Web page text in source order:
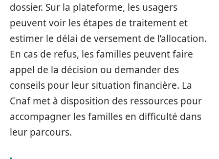
dossier. Sur la plateforme, les usagers
peuvent voir les étapes de traitement et
estimer le délai de versement de l’allocation.
En cas de refus, les familles peuvent faire
appel de la décision ou demander des
conseils pour leur situation financière. La
Cnaf met à disposition des ressources pour
accompagner les familles en difficulté dans
leur parcours.